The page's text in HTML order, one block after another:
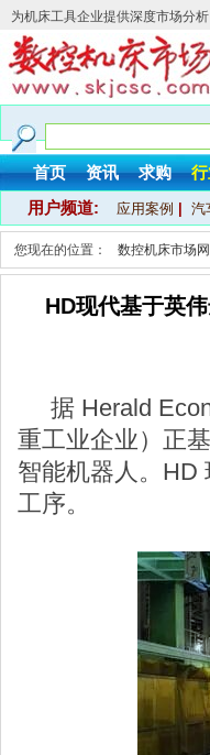
为机床工具企业提供深度
首页 资讯 求购
用户频道: 应用案例 汽
您现在的位置： 数控机床市场网
HD现代基于英
据 Herald
重工业企业）正
智能机器人。HD
工序。